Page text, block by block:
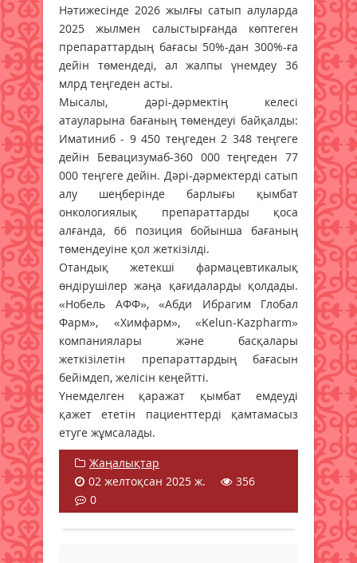
Нәтижесінде 2026 жылғы сатып алуларда
2025 жылмен салыстырғанда көптеген
препараттардың бағасы 50%-дан 300%-ға
дейін төмендеді, ал жалпы үнемдеу 36
млрд теңгеден асты.
Мысалы, дәрі-дәрмектің келесі
атауларына бағаның төмендеуі байқалды:
Иматиниб - 9 450 теңгеден 2 348 теңгеге
дейін Бевацизумаб-360 000 теңгеден 77
000 теңгеге дейін. Дәрі-дәрмектерді сатып
алу шеңберінде барлығы қымбат
онкологиялық препараттарды қоса
алғанда, 66 позиция бойынша бағаның
төмендеуіне қол жеткізілді.
Отандық жетекші фармацевтикалық
өндірушілер жаңа қағидаларды қолдады.
«Нобель АФФ», «Абди Ибрагим Глобал
Фарм», «Химфарм», «Kelun-Kazpharm»
компаниялары және басқалары
жеткізілетін препараттардың бағасын
бейімдеп, желісін кеңейтті.
Үнемделген қаражат қымбат емдеуді
қажет ететін пациенттерді қамтамасыз
етуге жұмсалады.
Жаңалықтар
02 желтоқсан 2025 ж.
356
0